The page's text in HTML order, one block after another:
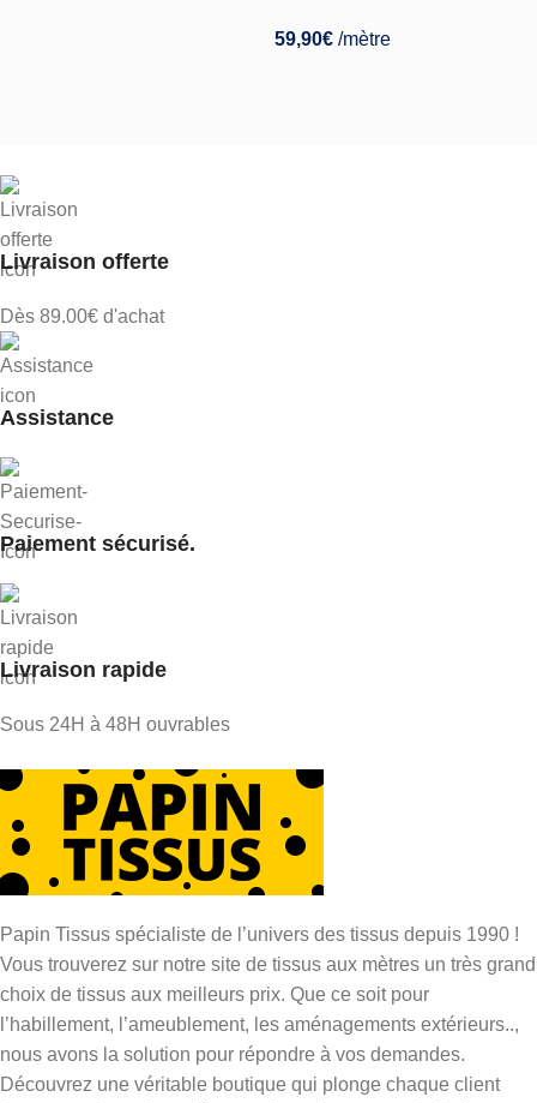
59,90€ /mètre
Livraison offerte
Dès 89.00€ d'achat
Assistance
Paiement sécurisé.
Livraison rapide
Sous 24H à 48H ouvrables
Papin Tissus spécialiste de l’univers des tissus depuis 1990 !
Vous trouverez sur notre site de tissus aux mètres un très grand
choix de tissus aux meilleurs prix. Que ce soit pour
l’habillement, l’ameublement, les aménagements extérieurs..,
nous avons la solution pour répondre à vos demandes.
Découvrez une véritable boutique qui plonge chaque client